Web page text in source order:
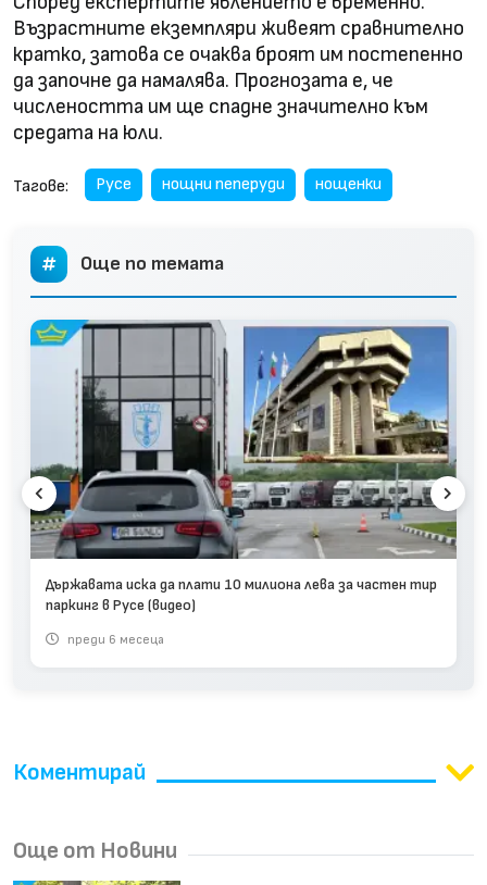
Възрастните екземпляри живеят сравнително
кратко, затова се очаква броят им постепенно
да започне да намалява. Прогнозата е, че
числеността им ще спадне значително към
средата на юли.
Тагове: Русе нощни пеперуди нощенки
Още по темата
Държавата иска да плати 10 милиона лева за частен тир
паркинг в Русе (видео)
преди 6 месеца
Коментирай
Още от Новини